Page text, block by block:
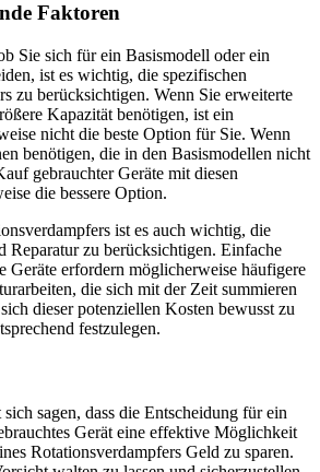
Faktoren
Sie sich für ein Basismodell oder ein
ist es wichtig, die spezifischen
zu berücksichtigen. Wenn Sie erweiterte
Kapazität benötigen, ist ein
nicht die beste Option für Sie. Wenn
benötigen, die in den Basismodellen nicht
gebrauchter Geräte mit diesen
die bessere Option.
ist es auch wichtig, die
Reparatur zu berücksichtigen. Einfache
Geräte erfordern möglicherweise häufigere
die sich mit der Zeit summieren
dieser potenziellen Kosten bewusst zu
festzulegen.
sich sagen, dass die Entscheidung für ein
Gerät eine effektive Möglichkeit
Rotationsverdampfers Geld zu sparen.